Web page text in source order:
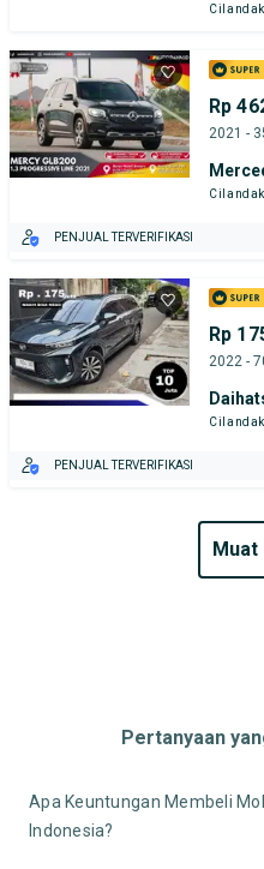
Cilandak
Rp
2021 -
Cilandak
PENJUAL TERVERIFIKASI
Rp
2022 -
Cilandak
PENJUAL TERVERIFIKASI
Pertanyaan
Apa Keuntungan Membeli
Indonesia?